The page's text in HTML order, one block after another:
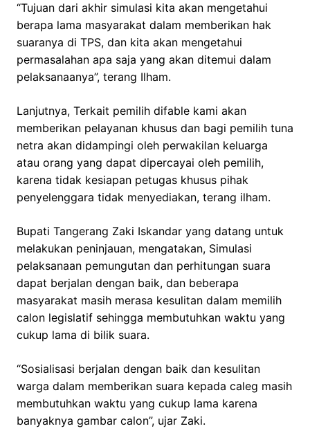
“Tujuan dari akhir simulasi kita akan mengetahui
berapa lama masyarakat dalam memberikan hak
suaranya di TPS, dan kita akan mengetahui
permasalahan apa saja yang akan ditemui dalam
pelaksanaanya”, terang Ilham.
Lanjutnya, Terkait pemilih difable kami akan
memberikan pelayanan khusus dan bagi pemilih tuna
netra akan didampingi oleh perwakilan keluarga
atau orang yang dapat dipercayai oleh pemilih,
karena tidak kesiapan petugas khusus pihak
penyelenggara tidak menyediakan, terang ilham.
Bupati Tangerang Zaki Iskandar yang datang untuk
melakukan peninjauan, mengatakan, Simulasi
pelaksanaan pemungutan dan perhitungan suara
dapat berjalan dengan baik, dan beberapa
masyarakat masih merasa kesulitan dalam memilih
calon legislatif sehingga membutuhkan waktu yang
cukup lama di bilik suara.
“Sosialisasi berjalan dengan baik dan kesulitan
warga dalam memberikan suara kepada caleg masih
membutuhkan waktu yang cukup lama karena
banyaknya gambar calon”, ujar Zaki.